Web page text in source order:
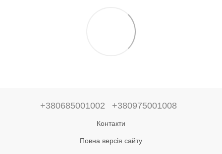
+380685001002 +380975001008
Контакти
Повна версія сайту